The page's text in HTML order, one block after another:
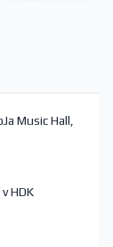
Music Hall,
HDK